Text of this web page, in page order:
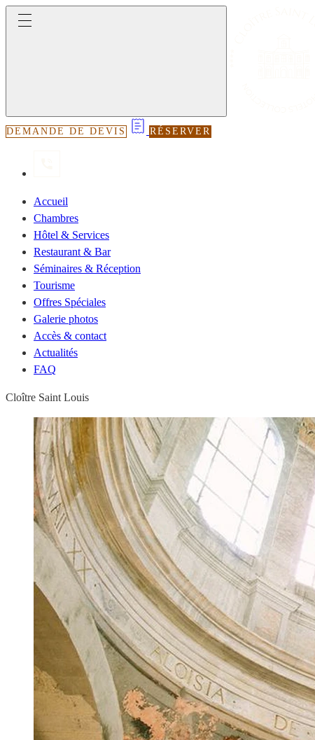
DEMANDE DE DEVIS RÉSERVER
Accueil
Chambres
Hôtel & Services
Restaurant & Bar
Séminaires & Réception
Tourisme
Offres Spéciales
Galerie photos
Accès & contact
Actualités
FAQ
Cloître Saint Louis